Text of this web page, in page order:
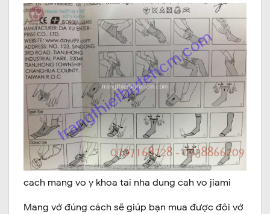
cach mang vo y khoa tai nha dung cah vo jiami
Mang vớ đúng cách sẽ giúp bạn mua được đôi vớ